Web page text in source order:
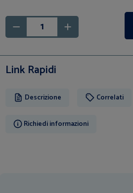
Link Rapidi
Descrizione Correlati
Richiedi informazioni